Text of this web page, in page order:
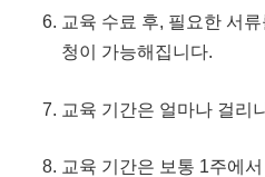
교육 수료 후, 필요한 서
청이 가능해집니다.
교육 기간은 얼마나 걸리
교육 기간은 보통 1주에